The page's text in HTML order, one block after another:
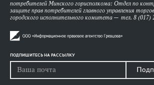
потребителей Минского горисполкома: Отдел по
защите прав потребителей главного управления
городского исполнительного комитета — тел. 8 (017)
ПОДПИШИТЕСЬ НА РАССЫЛКУ